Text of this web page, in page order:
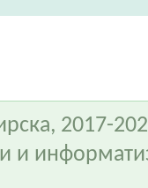
2017-
и